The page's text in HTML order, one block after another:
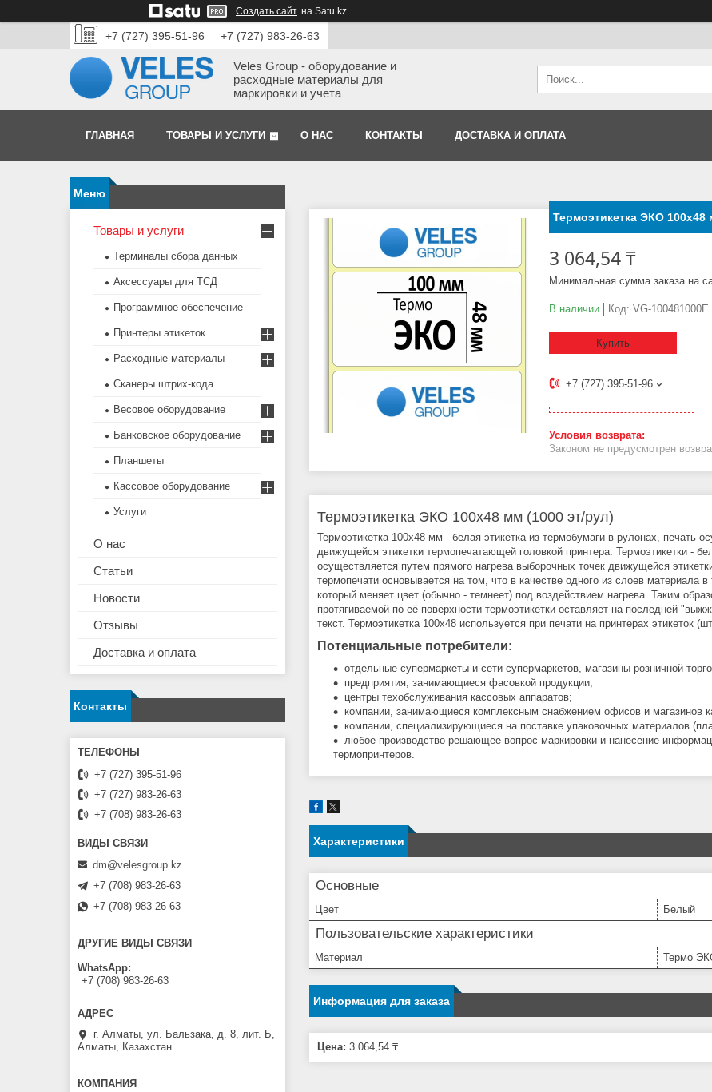
Создать сайт на Satu.kz
+7 (727) 395-51-96 +7 (727) 983-26-63
Veles Group - оборудование и
расходные материалы для
маркировки и учета
ГЛАВНАЯ ТОВАРЫ И УСЛУГИ О НАС КОНТАКТЫ ДОСТАВКА И ОПЛАТА
Термоэтикетка ЭКО 100x48
3 064,54 ₸
Минимальная сумма заказа на
В наличии Код: VG-100481000E
Купить
+7 (727) 395-51-96
Законом не предусмотрен
Термоэтикетка ЭКО 100x48 мм (1000 эт/рул)
Термоэтикетка 100x48 мм - белая этикетка из термобумаги в рулонах, печать
движущейся этикетки термопечатающей головкой принтера. Термоэтикетки -
осуществляется путем прямого нагрева выборочных точек движущейся
термопечати основывается на том, что в качестве одного из слоев материала
который меняет цвет (обычно - темнеет) под воздействием нагрева. Таким
протягиваемой по её поверхности термоэтикетки оставляет на последней
текст. Термоэтикетка 100x48 используется при печати на принтерах этикеток
Потенциальные потребители:
отдельные супермаркеты и сети супермаркетов, магазины розничной
предприятия, занимающиеся фасовкой продукции;
центры техобслуживания кассовых аппаратов;
компании, занимающиеся комплексным снабжением офисов и магазинов
компании, специализирующиеся на поставке упаковочных материалов
любое производство решающее вопрос маркировки и нанесение
термопринтеров.
Характеристики
Основные
Цвет Белый
Пользовательские характеристики
Материал Термо
Информация для заказа
Цена: 3 064,54 ₸
Товары и услуги
Терминалы сбора данных
Аксессуары для ТСД
Программное обеспечение
Принтеры этикеток
Расходные материалы
Сканеры штрих-кода
Весовое оборудование
Банковское оборудование
Планшеты
Кассовое оборудование
Услуги
О нас
Статьи
Новости
Отзывы
Доставка и оплата
Контакты
+7 (727) 395-51-96
+7 (727) 983-26-63
+7 (708) 983-26-63
dm@velesgroup.kz
+7 (708) 983-26-63
+7 (708) 983-26-63
ДРУГИЕ ВИДЫ СВЯЗИ
WhatsApp
+7 (708) 983-26-63
г. Алматы, ул. Бальзака, д. 8, лит. Б,
Алматы, Казахстан